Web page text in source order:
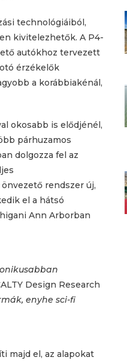
technológiáiból,
kivitelezhetők. A P4-
autókhoz tervezett
érzékelők
a korábbiakénál,
okosabb is elődjénél,
párhuzamos
dolgozza fel az
rendszer új,
el a hátsó
Ann Arborban
Design Research
enyhe sci-fi
majd el, az alapokat